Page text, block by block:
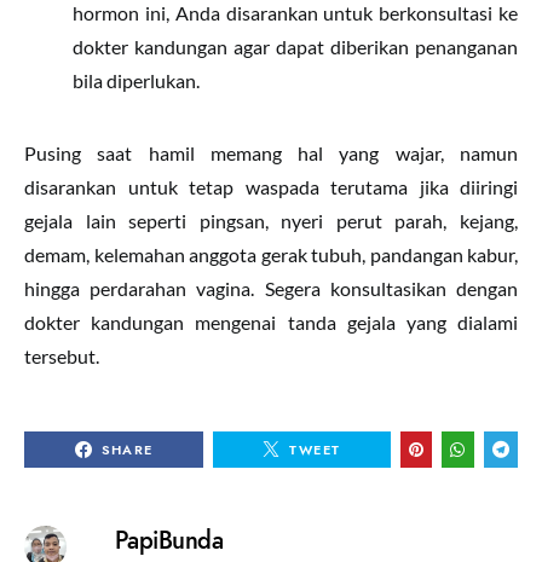
hormon ini, Anda disarankan untuk berkonsultasi ke
dokter kandungan agar dapat diberikan penanganan
bila diperlukan.
Pusing saat hamil memang hal yang wajar, namun
disarankan untuk tetap waspada terutama jika diiringi
gejala lain seperti pingsan, nyeri perut parah, kejang,
demam, kelemahan anggota gerak tubuh, pandangan kabur,
hingga perdarahan vagina. Segera konsultasikan dengan
dokter kandungan mengenai tanda gejala yang dialami
tersebut.
SHARE TWEET
PapiBunda